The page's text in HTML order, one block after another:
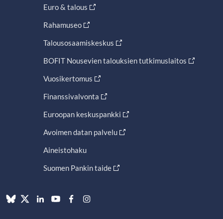
Euro & talous
Rahamuseo
Talousosaamiskeskus
BOFIT Nousevien talouksien tutkimuslaitos
Vuosikertomus
Finanssivalvonta
Euroopan keskuspankki
Avoimen datan palvelu
Aineistohaku
Suomen Pankin taide